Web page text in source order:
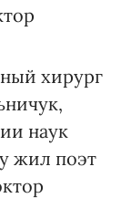
хирург
наук
жил поэт